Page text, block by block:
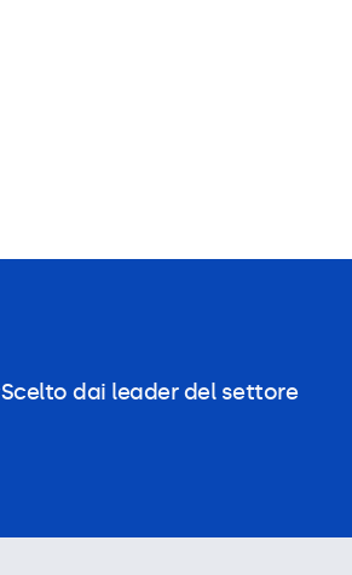
Scelto dai leader del settore